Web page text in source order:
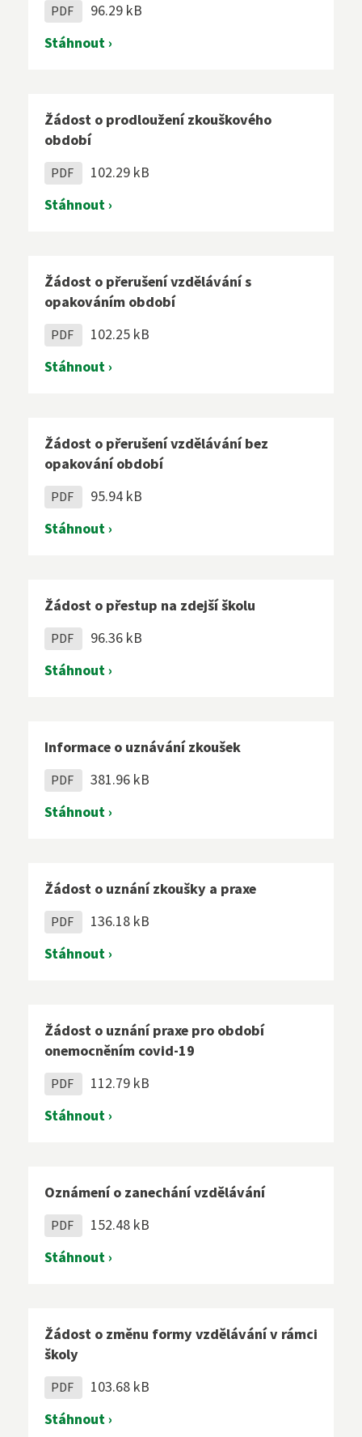
PDF
96.29 kB
Stáhnout ›
Žádost o prodloužení zkouškového
období
PDF
102.29 kB
Stáhnout ›
Žádost o přerušení vzdělávání s
opakováním období
PDF
102.25 kB
Stáhnout ›
Žádost o přerušení vzdělávání bez
opakování období
PDF
95.94 kB
Stáhnout ›
Žádost o přestup na zdejší školu
PDF
96.36 kB
Stáhnout ›
Informace o uznávání zkoušek
PDF
381.96 kB
Stáhnout ›
Žádost o uznání zkoušky a praxe
PDF
136.18 kB
Stáhnout ›
Žádost o uznání praxe pro období
onemocněním covid-19
PDF
112.79 kB
Stáhnout ›
Oznámení o zanechání vzdělávání
PDF
152.48 kB
Stáhnout ›
Žádost o změnu formy vzdělávání v rámci
školy
PDF
103.68 kB
Stáhnout ›